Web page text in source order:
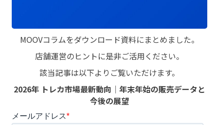
MOOVコラムをダウンロード資料にまとめました。
店舗運営のヒントに是非ご活用ください。
該当記事は以下よりご覧いただけます。
2026年 トレカ市場最新動向｜年末年始の販売データと
今後の展望